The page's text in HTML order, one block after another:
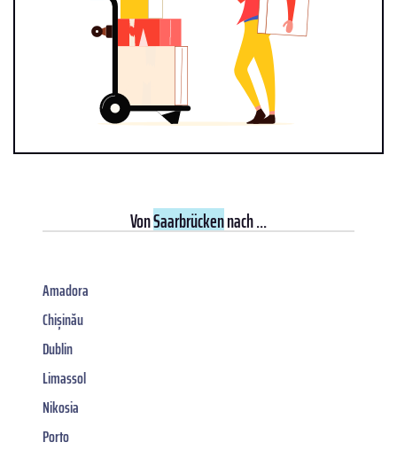
VonSaarbrückennach ...
Amadora
Chișinău
Dublin
Limassol
Nikosia
Porto